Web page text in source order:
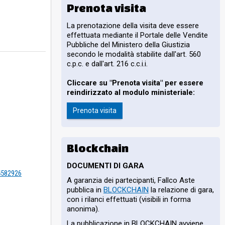
copertura
come
alla
Cat. D/8,
Foglio di
nel CF al
Cat. D/8,
3,
oggetto
Prenota visita
La prenotazione della visita deve essere
effettuata mediante il Portale delle Vendite
Pubbliche del Ministero della Giustizia
secondo le modalità stabilite dall'art. 560
c.p.c. e dall'art. 216 c.c.i.i.
Cliccare su "Prenota visita" per essere
reindirizzato al modulo ministeriale:
Prenota visita
Blockchain
DOCUMENTI DI GARA
A garanzia dei partecipanti, Fallco Aste
pubblica in BLOCKCHAIN la relazione di gara,
con i rilanci effettuati (visibili in forma
anonima).